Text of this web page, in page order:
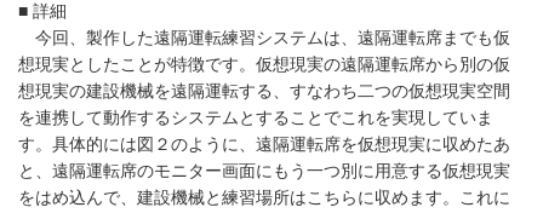
■ 詳細
今回、製作した遠隔運転練習システムは、遠隔運転席までも仮
想現実としたことが特徴です。仮想現実の遠隔運転席から別の仮
想現実の建設機械を遠隔運転する、すなわち二つの仮想現実空間
を連携して動作するシステムとすることでこれを実現していま
す。具体的には図２のように、遠隔運転席を仮想現実に収めたあ
と、遠隔運転席のモニター画面にもう一つ別に用意する仮想現実
をはめ込んで、建設機械と練習場所はこちらに収めます。これに